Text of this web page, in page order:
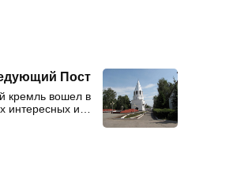
Пост
кремль вошел в
интересных и…